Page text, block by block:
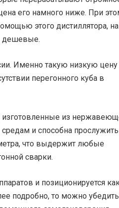
его намного ниже. При
этого дистиллятора, на
дешевые.
Именно такую низкую цену
перегонного куба в
изготовленные из
и способна прослужить
что выдержит любые
сварки.
и позиционируется
подробно, то можно